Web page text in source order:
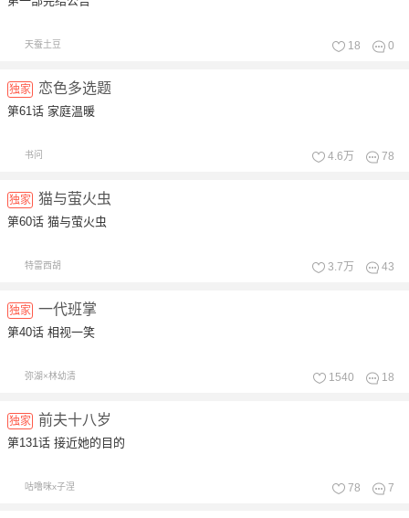
天蚕土豆 18 0
独家 恋色多选题
第61话 家庭温暖
书问 4.6万 78
独家 猫与萤火虫
第60话 猫与萤火虫
特雷西胡 3.7万 43
独家 一代班掌
第40话 相视一笑
弥湖×林幼清 1540 18
独家 前夫十八岁
第131话 接近她的目的
咕噜咪x子涅 78 7